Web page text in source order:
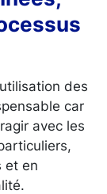
des
car
avec les
et en